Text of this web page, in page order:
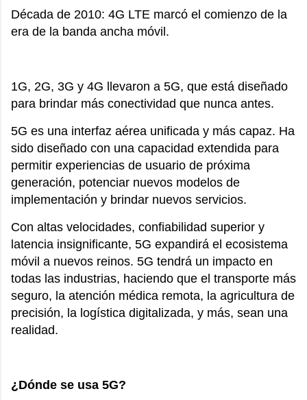
Década de 2010: 4G LTE marcó el comienzo de la
era de la banda ancha móvil.
1G, 2G, 3G y 4G llevaron a 5G, que está diseñado
para brindar más conectividad que nunca antes.
5G es una interfaz aérea unificada y más capaz. Ha
sido diseñado con una capacidad extendida para
permitir experiencias de usuario de próxima
generación, potenciar nuevos modelos de
implementación y brindar nuevos servicios.
Con altas velocidades, confiabilidad superior y
latencia insignificante, 5G expandirá el ecosistema
móvil a nuevos reinos. 5G tendrá un impacto en
todas las industrias, haciendo que el transporte más
seguro, la atención médica remota, la agricultura de
precisión, la logística digitalizada, y más, sean una
realidad.
¿Dónde se usa 5G?